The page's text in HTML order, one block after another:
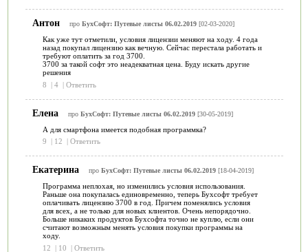
Антон про БухСофт: Путевые листы 06.02.2019[02-03-2020]
Как уже тут отметили, условия лицензии меняют на ходу. 4 года
назад покупал лицензию как вечную. Сейчас перестала работать и
требуют оплатить за год 3700.
3700 за такой софт это неадекватная цена. Буду искать другие
решения
8
| 4 | Ответить
Елена про БухСофт: Путевые листы 06.02.2019[30-05-2019]
А для смартфона имеется подобная программка?
9
| 12 | Ответить
Екатерина про БухСофт: Путевые листы 06.02.2019[18-04-2019]
Программа неплохая, но изменились условия использования.
Раньше она покупалась единовременно, теперь Бухсофт требует
оплачивать лицензию 3700 в год. Причем поменялись условия
для всех, а не только для новых клиентов. Очень непорядочно.
Больше никаких продуктов Бухсофта точно не куплю, если они
считают возможным менять условия покупки программы на
ходу.
12
| 10 | Ответить